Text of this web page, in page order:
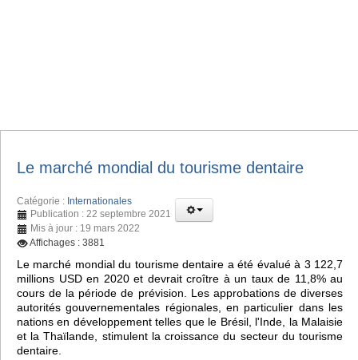
Le marché mondial du tourisme dentaire
Catégorie : Internationales
Publication : 22 septembre 2021
Mis à jour : 19 mars 2022
Affichages : 3881
Le marché mondial du tourisme dentaire a été évalué à 3 122,7
millions USD en 2020 et devrait croître à un taux de 11,8% au
cours de la période de prévision. Les approbations de diverses
autorités gouvernementales régionales, en particulier dans les
nations en développement telles que le Brésil, l'Inde, la Malaisie
et la Thaïlande, stimulent la croissance du secteur du tourisme
dentaire.